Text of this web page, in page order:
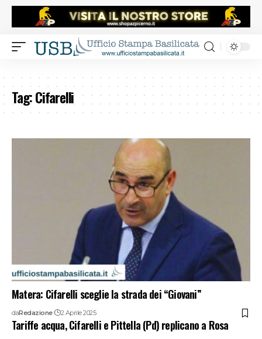
Tag:Cifarelli
Matera: Cifarelli sceglie la strada dei “Giovani”
daRedazione 2 Aprile 2025
Tariffe acqua, Cifarelli e Pittella (Pd) replicano a Rosa